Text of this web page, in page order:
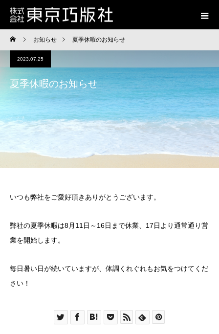
お知らせ 夏季休暇のお知らせ
2023.07.25
夏季休暇のお知らせ
いつも弊社をご愛好頂きありがとうございます。
弊社の夏季休暇は8月11日～16日まで休業、17日より通常通り営
業を開始します。
毎日暑い日が続いていますが、体調くれぐれもお気をつけてくだ
さい！